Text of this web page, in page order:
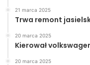
21 marca 2025
Trwa remont
20 marca 2025
Kierował
20 marca 2025